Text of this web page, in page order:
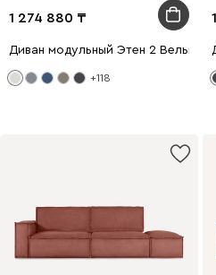
1 274 880
Диван модульный Этен 2 Вельвет
+118